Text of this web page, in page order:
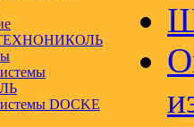
ТЕХНОНИКОЛЬ
DOCKE